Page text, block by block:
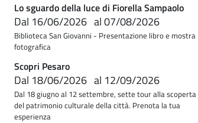
Lo sguardo della luce di Fiorella Sampaolo
Dal 16/06/2026 al07/08/2026
Biblioteca San Giovanni - Presentazione libro e mostra
fotografica
Scopri Pesaro
Dal 18/06/2026 al 12/09/2026
Dal 18 giugno al 12 settembre, sette tour alla scoperta
del patrimonio culturale della città. Prenota la tua
esperienza